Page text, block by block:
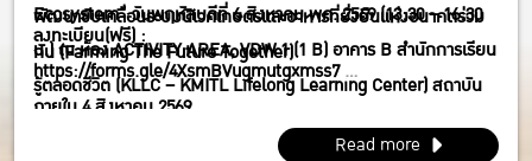
Ecosystem” วันพฤหัสบดีที่ 6 สิงหาคม พศ. 2569 (13:30 – 16:30
น.) ณ ห้อง ACTIVITY AREA, VDW 1 (1 B) อาคาร B สำนักการเรียน
รู้ตลอดชีวิต (KLLC – KMITL Lifelong Learning Center) สถาบัน
เทคโนโลยีพระจอมเกล้าเจ้าคุณทหารลาดกระบัง กทม.
พัฒนาขับเคลื่อนระบบนิเวศเกษตรและอาหารที่ยั่งยืนแห่งอนาคตร่วม
กัน (Farming The Future Together)
ลงทะเบียน(ฟรี) :
https://forms.gle/4XsmBVugmutgxmss7
ภายใน 4 สิงหาคม 2569
Read more